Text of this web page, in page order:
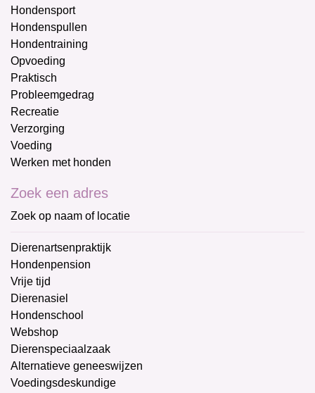
Hondensport
Hondenspullen
Hondentraining
Opvoeding
Praktisch
Probleemgedrag
Recreatie
Verzorging
Voeding
Werken met honden
Zoek een adres
Zoek op naam of locatie
Dierenartsenpraktijk
Hondenpension
Vrije tijd
Dierenasiel
Hondenschool
Webshop
Dierenspeciaalzaak
Alternatieve geneeswijzen
Voedingsdeskundige